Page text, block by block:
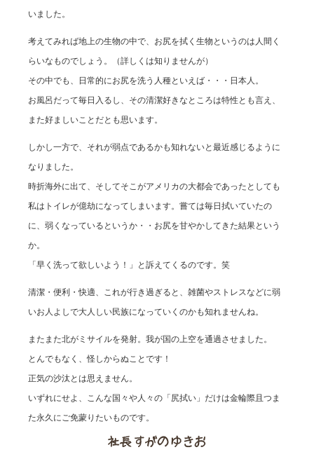
いました。
考えてみれば地上の生物の中で、お尻を拭く生物というのは人間く
らいなものでしょう。（詳しくは知りませんが）
その中でも、日常的にお尻を洗う人種といえば・・・日本人。
お風呂だって毎日入るし、その清潔好きなところは特性とも言え、
また好ましいことだとも思います。
しかし一方で、それが弱点であるかも知れないと最近感じるように
なりました。
時折海外に出て、そしてそこがアメリカの大都会であったとしても
私はトイレが億劫になってしまいます。嘗ては毎日拭いていたの
に、弱くなっているというか・・お尻を甘やかしてきた結果という
か。
「早く洗って欲しいよう！」と訴えてくるのです。笑
清潔・便利・快適、これが行き過ぎると、雑菌やストレスなどに弱
いお人よしで大人しい民族になっていくのかも知れませんね。
またまた北がミサイルを発射。我が国の上空を通過させました。
とんでもなく、怪しからぬことです！
正気の沙汰とは思えません。
いずれにせよ、こんな国々や人々の「尻拭い」だけは金輪際且つま
た永久にご免蒙りたいものです。